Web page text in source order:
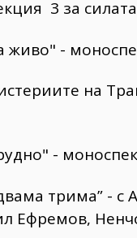
3 за
-
на
-
трима” - с
Ефремов,